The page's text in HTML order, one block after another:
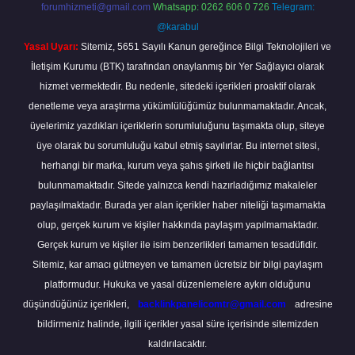
forumhizmeti@gmail.com Whatsapp: 0262 606 0 726 Telegram:
@karabul
Yasal Uyarı: Sitemiz, 5651 Sayılı Kanun gereğince Bilgi Teknolojileri ve
İletişim Kurumu (BTK) tarafından onaylanmış bir Yer Sağlayıcı olarak
hizmet vermektedir. Bu nedenle, sitedeki içerikleri proaktif olarak
denetleme veya araştırma yükümlülüğümüz bulunmamaktadır. Ancak,
üyelerimiz yazdıkları içeriklerin sorumluluğunu taşımakta olup, siteye
üye olarak bu sorumluluğu kabul etmiş sayılırlar. Bu internet sitesi,
herhangi bir marka, kurum veya şahıs şirketi ile hiçbir bağlantısı
bulunmamaktadır. Sitede yalnızca kendi hazırladığımız makaleler
paylaşılmaktadır. Burada yer alan içerikler haber niteliği taşımamakta
olup, gerçek kurum ve kişiler hakkında paylaşım yapılmamaktadır.
Gerçek kurum ve kişiler ile isim benzerlikleri tamamen tesadüfidir.
Sitemiz, kar amacı gütmeyen ve tamamen ücretsiz bir bilgi paylaşım
platformudur. Hukuka ve yasal düzenlemelere aykırı olduğunu
düşündüğünüz içerikleri,
backlinkpanelicomtr@gmail.com
adresine
bildirmeniz halinde, ilgili içerikler yasal süre içerisinde sitemizden
kaldırılacaktır.